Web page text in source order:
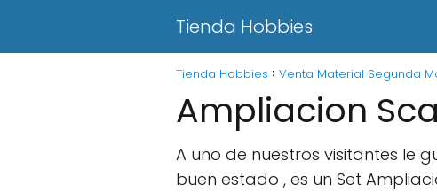
Tienda Hobbies
Tienda Hobbies Venta Material Segunda
Ampliacion
A uno de nuestros visitantes le
buen estado , es un Set